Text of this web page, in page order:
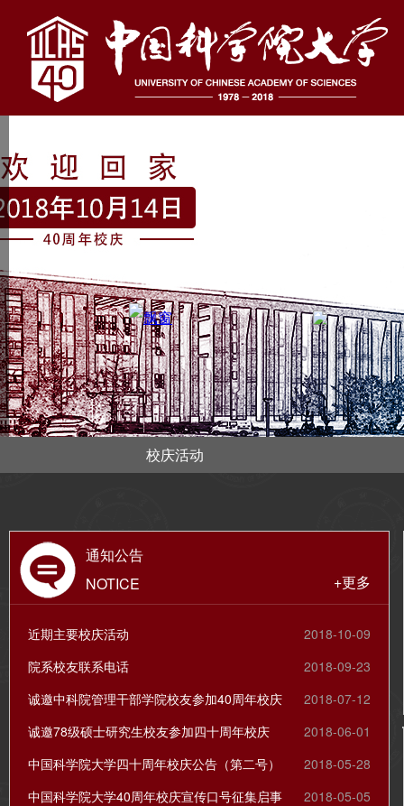
校庆活动
通知公告
NOTICE
+更多
2018-10-09
近期主要校庆活动
2018-09-23
院系校友联系电话
2018-07-12
诚邀中科院管理干部学院校友参加40周年校庆
2018-06-01
诚邀78级硕士研究生校友参加四十周年校庆
2018-05-28
中国科学院大学四十周年校庆公告（第二号）
2018-05-05
中国科学院大学40周年校庆宣传口号征集启事